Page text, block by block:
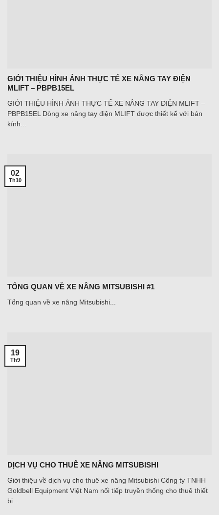
GIỚI THIỆU HÌNH ẢNH THỰC TẾ XE NÂNG TAY ĐIỆN
MLIFT – PBPB15EL
GIỚI THIỆU HÌNH ẢNH THỰC TẾ XE NÂNG TAY ĐIỆN MLIFT –
PBPB15EL Dòng xe nâng tay điện MLIFT được thiết kế với bán
kính...
TỔNG QUAN VỀ XE NÂNG MITSUBISHI #1
Tổng quan về xe nâng Mitsubishi...
02
Th10
DỊCH VỤ CHO THUÊ XE NÂNG MITSUBISHI
Giới thiệu về dịch vụ cho thuê xe nâng Mitsubishi Công ty TNHH
Goldbell Equipment Việt Nam nối tiếp truyền thống cho thuê thiết
bị...
19
Th9